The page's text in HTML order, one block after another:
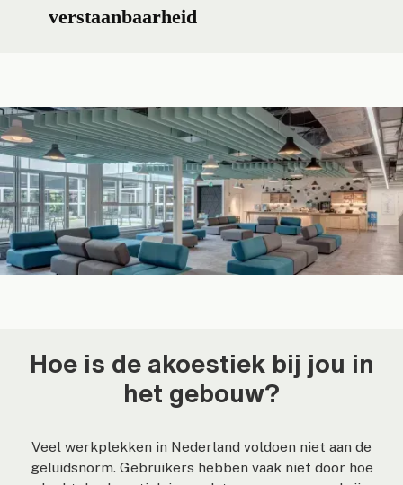
verstaanbaarheid
Hoe is de akoestiek bij jou in
het gebouw?
Veel werkplekken in Nederland voldoen niet aan de
geluidsnorm. Gebruikers hebben vaak niet door hoe